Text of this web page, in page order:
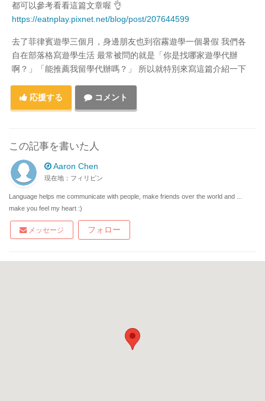
都可以參考看看這篇文章喔 👌
https://eatnplay.pixnet.net/blog/post/207644599
去了菲律賓遊學三個月，身邊朋友也到宿霧遊學一個暑假 我們各
自在部落格寫遊學生活 最常被問的就是「你是找哪家遊學代辦
啊？」「能推薦我留學代辦嗎？」 所以就特別來寫這篇介紹一下
応援する コメント
この記事を書いた人
Aaron Chen
現在地：フィリピン
Language helps me communicate with people, make friends over the world and ...
make you feel my heart :)
メッセージ フォロー